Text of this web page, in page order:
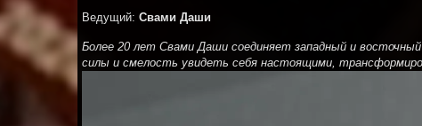
Ведущий: Свами Даши
Более 20 лет Свами Даши соединяет западный и
силы и смелость увидеть себя настоящими,